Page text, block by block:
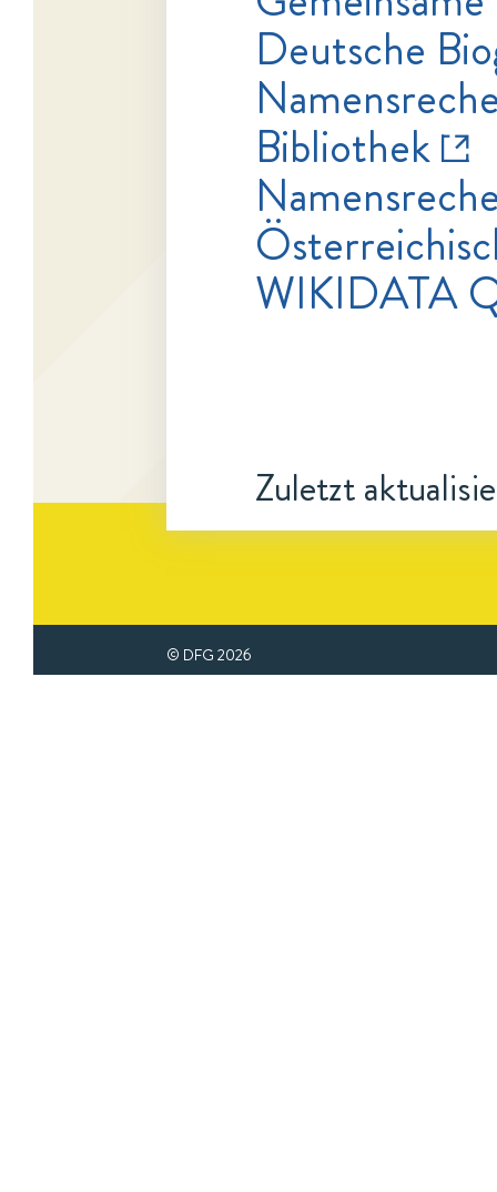
Deutsche
Bibliothek
WIKIDATA
Zuletzt
© DFG 2026